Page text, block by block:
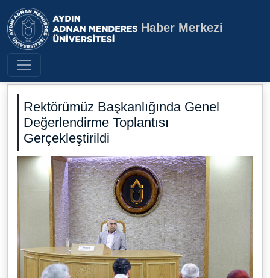
Aydın Adnan Menderes
Haber Merkezi
Rektörümüz Başkanlığında Genel
Değerlendirme Toplantısı
Gerçekleştirildi